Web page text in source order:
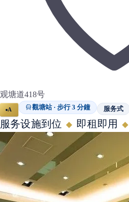
观塘道418号
A 觀塘站 · 步行 3 分鐘 服务式
服务设施到位 ◆ 即租即用 ◆